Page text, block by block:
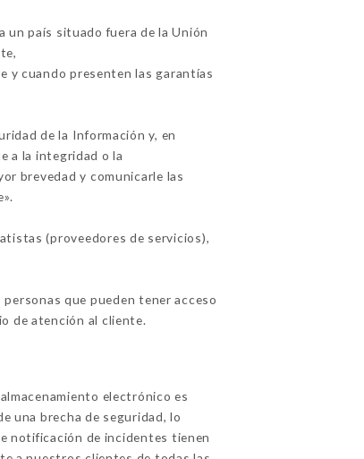
país situado fuera de la Unión
y cuando presenten las garantías
de la Información y, en
a la integridad o la
brevedad y comunicarle las
(proveedores de servicios),
que pueden tener acceso
de atención al cliente.
electrónico es
una brecha de seguridad, lo
notificación de incidentes tienen